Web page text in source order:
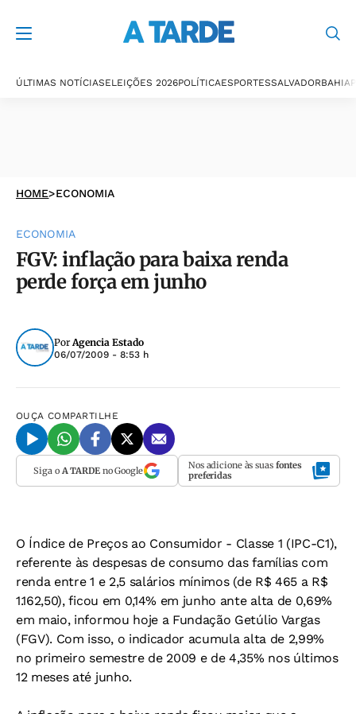
ÚLTIMAS NOTÍCIASELEIÇÕES 2026POLÍTICAESPORTESSALVADORBAHIA
HOME>ECONOMIA
ECONOMIA
FGV: inflação para baixa renda
perde força em junho
PorAgencia Estado
06/07/2009 - 8:53 h
OUÇA COMPARTILHE
Siga o A TARDEno Google Nos adicione às suas fontes
preferidas
O Índice de Preços ao Consumidor - Classe 1 (IPC-C1),
referente às despesas de consumo das famílias com
renda entre 1 e 2,5 salários mínimos (de R$ 465 a R$
1.162,50), ficou em 0,14% em junho ante alta de 0,69%
em maio, informou hoje a Fundação Getúlio Vargas
(FGV). Com isso, o indicador acumula alta de 2,99%
no primeiro semestre de 2009 e de 4,35% nos últimos
12 meses até junho.